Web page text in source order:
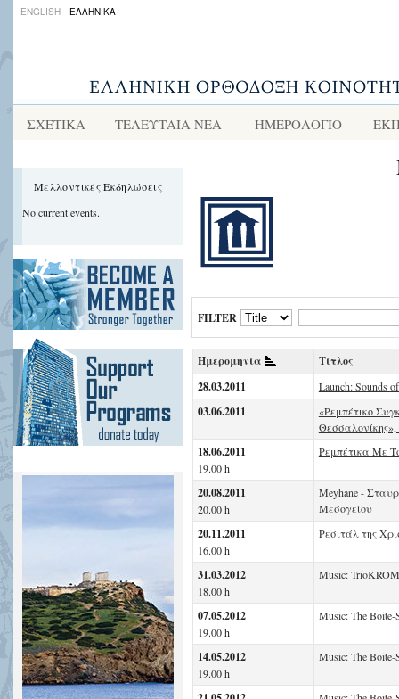
ENGLISH ΕΛΛΗΝΙΚΑ
ΣΧΕΤΙΚΑ ΤΕΛΕΥΤΑΙΑ ΝΕΑ ΗΜΕΡΟΛΟΓΙΟ
Μελλοντικές Εκδηλώσεις
No current events.
FILTER
Ημερομηνία
Τίτλος
28.03.2011
Launch: Sounds
03.06.2011
«Ρεμπέτικο
18.06.2011
19.00 h
Ρεμπέτικα Με
20.08.2011
20.00 h
Meyhane -
Μεσογείου
20.11.2011
16.00 h
Ρεσιτάλ της
31.03.2012
18.00 h
Music:
07.05.2012
19.00 h
Music: The Boite-
14.05.2012
19.00 h
Music: The Boite-